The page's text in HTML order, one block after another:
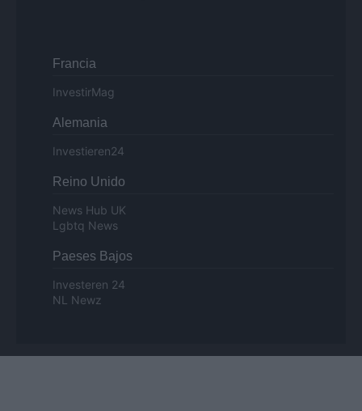
Francia
InvestirMag
Alemania
Investieren24
Reino Unido
News Hub UK
Lgbtq News
Paeses Bajos
Investeren 24
NL Newz